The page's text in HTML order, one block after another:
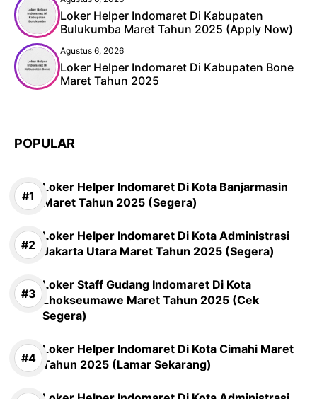
Loker Helper Indomaret Di Kabupaten
Bulukumba Maret Tahun 2025 (Apply Now)
Agustus 6, 2026
Loker Helper Indomaret Di Kabupaten Bone
Maret Tahun 2025
POPULAR
Loker Helper Indomaret Di Kota Banjarmasin
Maret Tahun 2025 (Segera)
Loker Helper Indomaret Di Kota Administrasi
Jakarta Utara Maret Tahun 2025 (Segera)
Loker Staff Gudang Indomaret Di Kota
Lhokseumawe Maret Tahun 2025 (Cek
Segera)
Loker Helper Indomaret Di Kota Cimahi Maret
Tahun 2025 (Lamar Sekarang)